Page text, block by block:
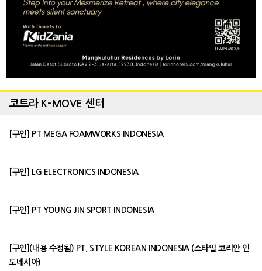
코트라 K-MOVE 센터
[구인] PT MEGA FOAMWORKS INDONESIA
[구인] LG ELECTRONICS INDONESIA
[구인] PT YOUNG JIN SPORT INDONESIA
[구인](내용 수정됨) PT. STYLE KOREAN INDONESIA (스타일 코리안 인
도네시아)